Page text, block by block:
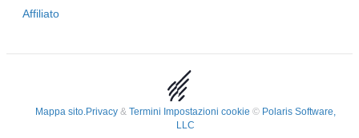
Affiliato
Mappa sito.Privacy & Termini Impostazioni cookie © Polaris Software,
LLC